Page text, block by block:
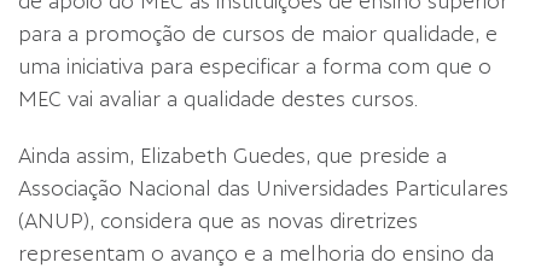
para a promoção de cursos de maior qualidade, e
uma iniciativa para especificar a forma com que o
MEC vai avaliar a qualidade destes cursos.
Ainda assim, Elizabeth Guedes, que preside a
Associação Nacional das Universidades Particulares
(ANUP), considera que as novas diretrizes
representam o avanço e a melhoria do ensino da